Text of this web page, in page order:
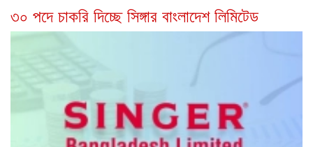
৩০ পদে চাকরি দিচ্ছে সিঙ্গার বাংলাদেশ লিমিটেড